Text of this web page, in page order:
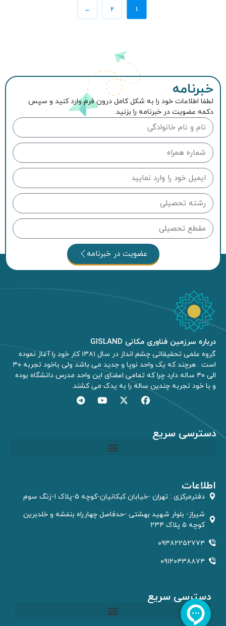
۱ ۲ ←
خبرنامه
لطفا اطلاعات خود را به شکل کامل درون فرم وارد کنید و سپس
دکمه عضویت در خبرنامه را بزنید.
عضویت در خبرنامه
درباره سرزمین فناوری مکانی GISLAND
گروه علمی تحقیقاتی چشم انداز در سال ۱۳۸۱ کار خود را آغاز نموده
است . هرچند که یک واحد نوپا و جدید می باشد ولی باخود تجربه ۳۰
الی ۴۰ ساله دارد چرا که تمامی اعضای این واحد مدرس دانشگاه بوده
و با خود تجربه چندین ساله را به یدک می کشند.
دسترسی سریع
اطلاعات
دفترمركزى : تهران -خیابان کبکانیان-کوچه ۵-پلاک ۱-زنگ سوم
شیراز- بلوار شهید بهشتی -حدفاصل چهارراه بنفشه و خلدبرین
کوچه ۵ پلاک ۲۳۴
۰۹۳۸۲۲۵۲۷۷۴
۰۹۱۲۰۴۳۸۸۷۴
دسترسی سریع